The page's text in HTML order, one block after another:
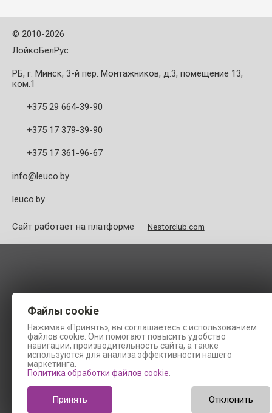
© 2010-2026
ЛойкоБелРус
РБ, г. Минск, 3-й пер. Монтажников, д.3, помещение 13,
ком.1
+375 29 664-39-90
+375 17 379-39-90
+375 17 361-96-67
info@leuco.by
leuco.by
Сайт работает на платформе Nestorclub.com
Файлы cookie
Нажимая «Принять», вы соглашаетесь с использованием
файлов cookie. Они помогают повысить удобство
навигации, производительность сайта, а также
используются для анализа эффективности нашего
маркетинга.
Политика обработки файлов cookie
Принять Отклонить